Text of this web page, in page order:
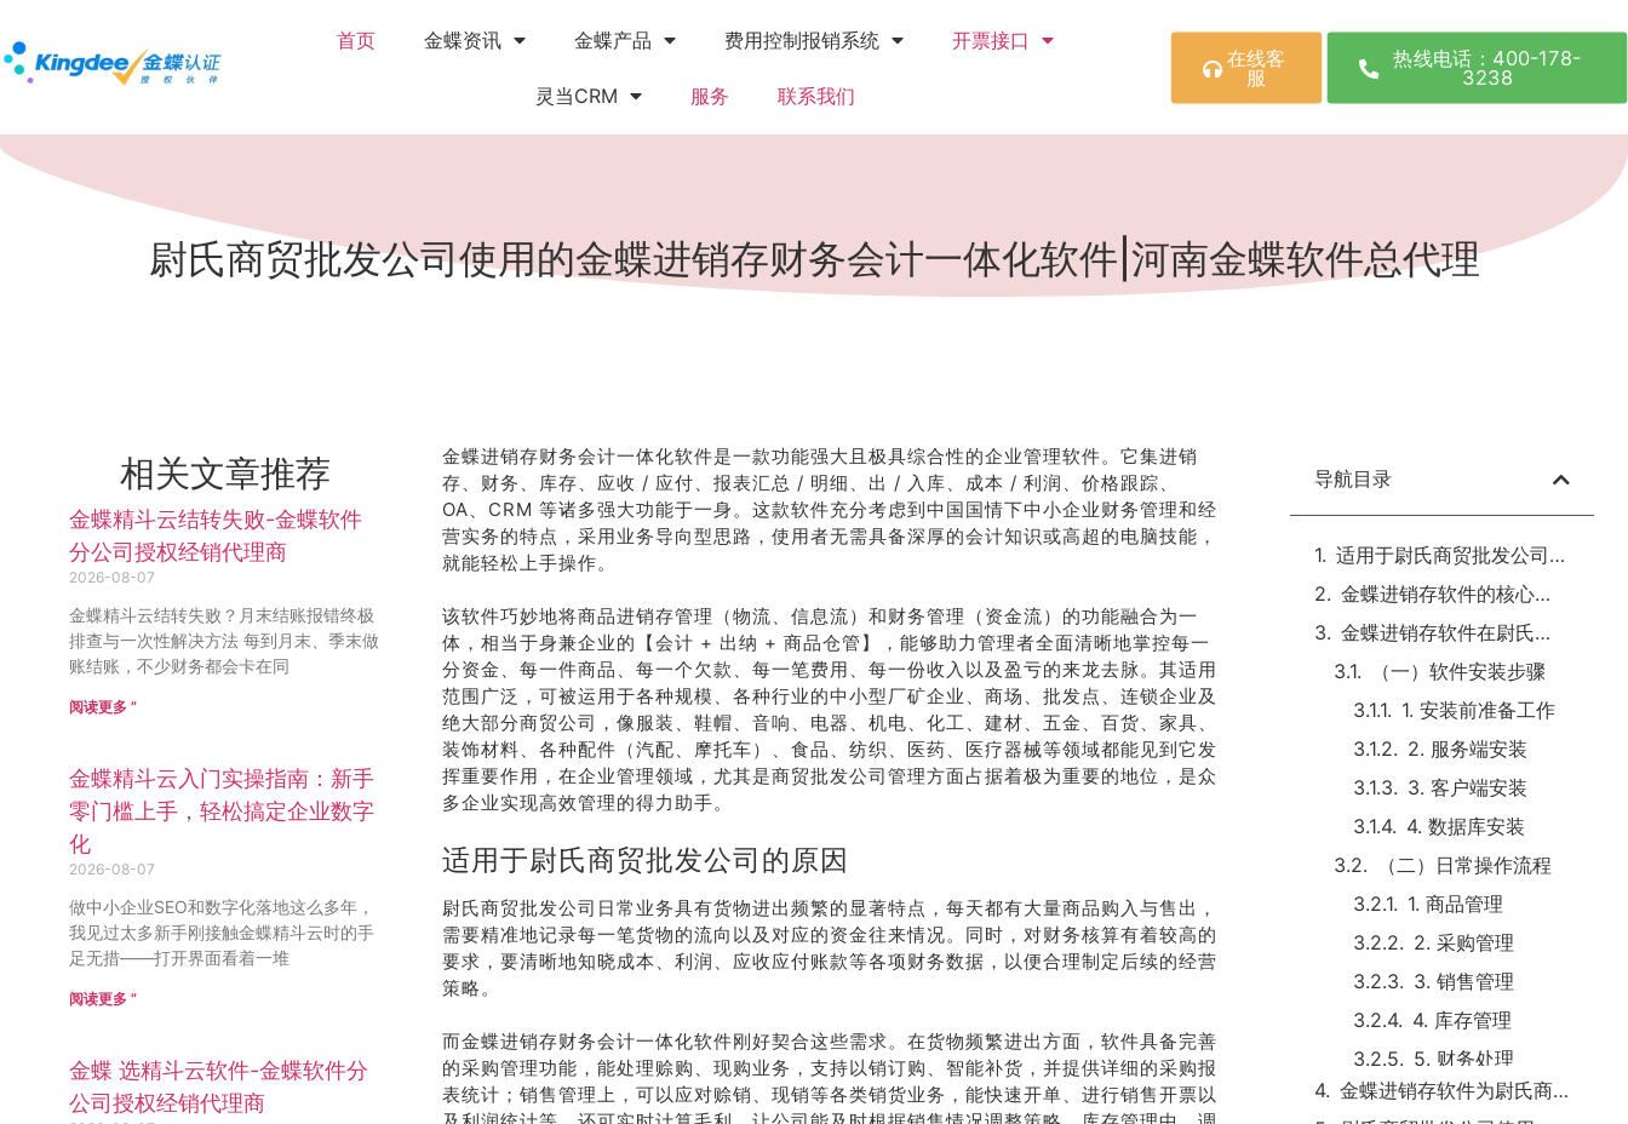
首页 金蝶资讯 金蝶产品 费用控制报销系统 开票接口
灵当CRM 服务 联系我们
在线客
服
热线电话：400-178-
3238
尉氏商贸批发公司使用的金蝶进销存财务会计一体化软件|河南金蝶软件总代理
相关文章推荐
金蝶精斗云结转失败-金蝶软件
分公司授权经销代理商
2026-08-07
金蝶精斗云结转失败？月末结账报错终极
排查与一次性解决方法 每到月末、季末做
账结账，不少财务都会卡在同
阅读更多 ”
金蝶精斗云入门实操指南：新手
零门槛上手，轻松搞定企业数字
化
2026-08-07
做中小企业SEO和数字化落地这么多年，
我见过太多新手刚接触金蝶精斗云时的手
足无措——打开界面看着一堆
阅读更多 ”
金蝶 选精斗云软件-金蝶软件分
公司授权经销代理商
金蝶进销存财务会计一体化软件是一款功能强大且极具综合性的企业管理软件。它集进销
存、财务、库存、应收 / 应付、报表汇总 / 明细、出 / 入库、成本 / 利润、价格跟踪、
OA、CRM 等诸多强大功能于一身。这款软件充分考虑到中国国情下中小企业财务管理和经
营实务的特点，采用业务导向型思路，使用者无需具备深厚的会计知识或高超的电脑技能，
就能轻松上手操作。
该软件巧妙地将商品进销存管理（物流、信息流）和财务管理（资金流）的功能融合为一
体，相当于身兼企业的【会计 + 出纳 + 商品仓管】，能够助力管理者全面清晰地掌控每一
分资金、每一件商品、每一个欠款、每一笔费用、每一份收入以及盈亏的来龙去脉。其适用
范围广泛，可被运用于各种规模、各种行业的中小型厂矿企业、商场、批发点、连锁企业及
绝大部分商贸公司，像服装、鞋帽、音响、电器、机电、化工、建材、五金、百货、家具、
装饰材料、各种配件（汽配、摩托车）、食品、纺织、医药、医疗器械等领域都能见到它发
挥重要作用，在企业管理领域，尤其是商贸批发公司管理方面占据着极为重要的地位，是众
多企业实现高效管理的得力助手。
适用于尉氏商贸批发公司的原因
尉氏商贸批发公司日常业务具有货物进出频繁的显著特点，每天都有大量商品购入与售出，
需要精准地记录每一笔货物的流向以及对应的资金往来情况。同时，对财务核算有着较高的
要求，要清晰地知晓成本、利润、应收应付账款等各项财务数据，以便合理制定后续的经营
策略。
而金蝶进销存财务会计一体化软件刚好契合这些需求。在货物频繁进出方面，软件具备完善
的采购管理功能，能处理赊购、现购业务，支持以销订购、智能补货，并提供详细的采购报
表统计；销售管理上，可以应对赊销、现销等各类销货业务，能快速开单、进行销售开票以
导航目录
适用于尉氏商贸批发公司的原因
金蝶进销存软件的核心功能
金蝶进销存软件在尉氏商贸批发公司的使用流程
（一）软件安装步骤
1. 安装前准备工作
2. 服务端安装
3. 客户端安装
4. 数据库安装
（二）日常操作流程
1. 商品管理
2. 采购管理
3. 销售管理
4. 库存管理
5. 财务处理